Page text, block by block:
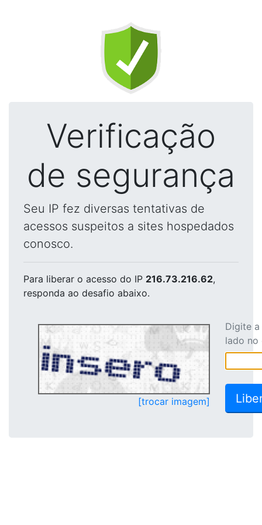
Verificação
de segurança
Seu IP fez diversas tentativas de
acessos suspeitos a sites hospedados
conosco.
Para liberar o acesso do IP 216.73.216.62,
responda ao desafio abaixo.
[trocar imagem]
Digite
lado no